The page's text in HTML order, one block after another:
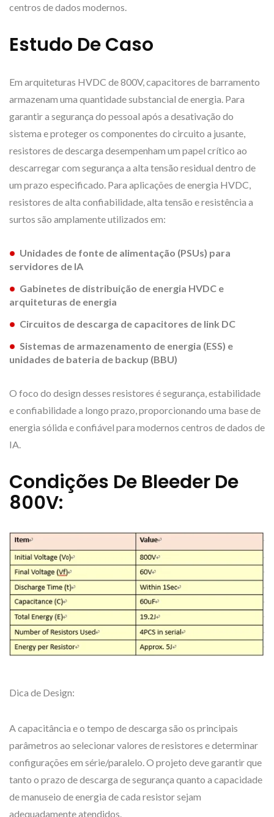
centros de dados modernos.
Estudo De Caso
Em arquiteturas HVDC de 800V, capacitores de barramento
armazenam uma quantidade substancial de energia. Para
garantir a segurança do pessoal após a desativação do
sistema e proteger os componentes do circuito a jusante,
resistores de descarga desempenham um papel crítico ao
descarregar com segurança a alta tensão residual dentro de
um prazo especificado. Para aplicações de energia HVDC,
resistores de alta confiabilidade, alta tensão e resistência a
surtos são amplamente utilizados em:
Unidades de fonte de alimentação (PSUs) para
servidores de IA
Gabinetes de distribuição de energia HVDC e
arquiteturas de energia
Circuitos de descarga de capacitores de link DC
Sistemas de armazenamento de energia (ESS) e
unidades de bateria de backup (BBU)
O foco do design desses resistores é segurança, estabilidade
e confiabilidade a longo prazo, proporcionando uma base de
energia sólida e confiável para modernos centros de dados de
IA.
Condições De Bleeder De
800V:
Dica de Design:
A capacitância e o tempo de descarga são os principais
parâmetros ao selecionar valores de resistores e determinar
configurações em série/paralelo. O projeto deve garantir que
tanto o prazo de descarga de segurança quanto a capacidade
de manuseio de energia de cada resistor sejam
adequadamente atendidos.